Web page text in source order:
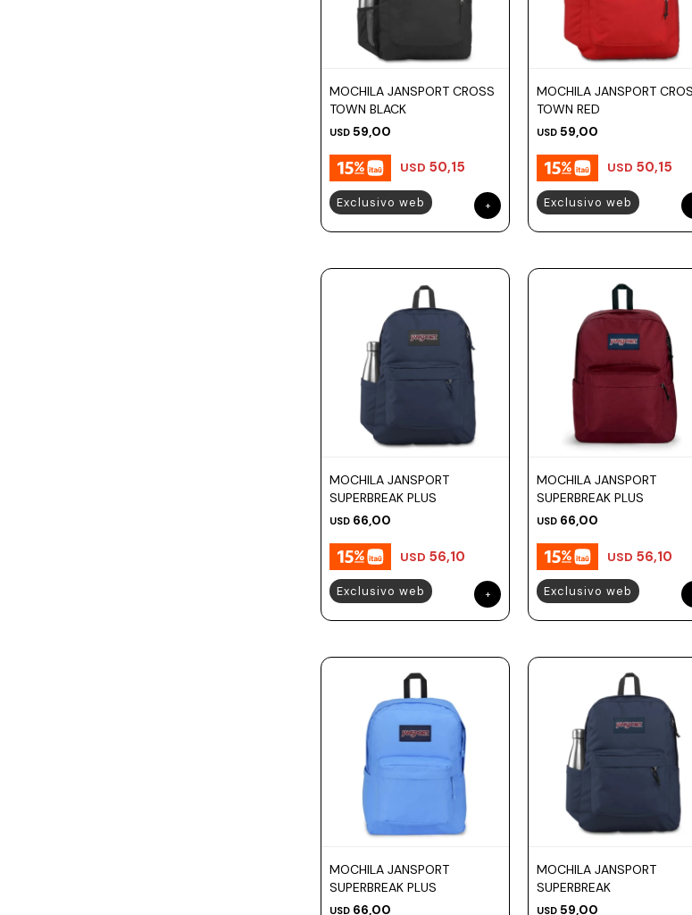
MOCHILA JANSPORT CROSS
TOWN BLACK
USD 59,00
USD 50,15
Exclusivo web
MOCHILA JANSPORT
TOWN RED
USD 59,00
USD 50,15
Exclusivo web
MOCHILA JANSPORT
SUPERBREAK PLUS
USD 66,00
USD 56,10
Exclusivo web
MOCHILA JANSPORT
SUPERBREAK PLUS
USD 66,00
USD 56,10
Exclusivo web
MOCHILA JANSPORT
SUPERBREAK PLUS
USD 66,00
MOCHILA JANSPORT
SUPERBREAK
USD 59,00